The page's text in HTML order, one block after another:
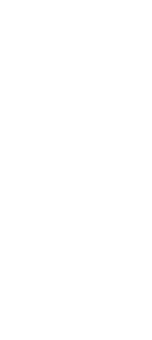
алгоритм